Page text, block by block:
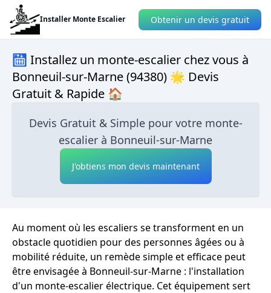
Installer Monte Escalier Obtenir un devis gratuit
🛗 Installez un monte-escalier chez vous à
Bonneuil-sur-Marne (94380) 🌟 Devis
Gratuit & Rapide 🏠
Devis Gratuit & Simple pour votre monte-
escalier à Bonneuil-sur-Marne
J'obtiens mon devis maintenant
Au moment où les escaliers se transforment en un
obstacle quotidien pour des personnes âgées ou à
mobilité réduite, un remède simple et efficace peut
être envisagée à Bonneuil-sur-Marne : l'installation
d'un monte-escalier électrique. Cet équipement sert